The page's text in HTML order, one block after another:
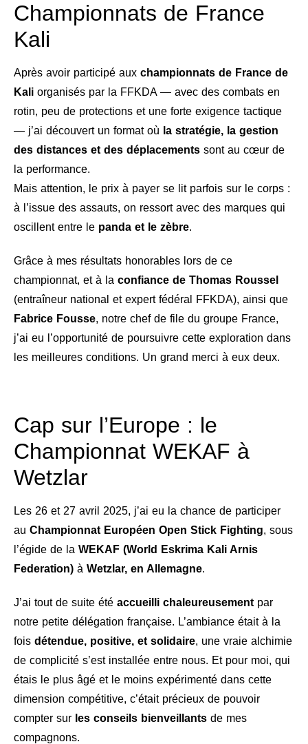
Championnats de France
Kali
Après avoir participé aux championnats de France de
Kali organisés par la FFKDA — avec des combats en
rotin, peu de protections et une forte exigence tactique
— j’ai découvert un format où la stratégie, la gestion
des distances et des déplacements sont au cœur de
la performance.
Mais attention, le prix à payer se lit parfois sur le corps :
à l’issue des assauts, on ressort avec des marques qui
oscillent entre le panda et le zèbre.
Grâce à mes résultats honorables lors de ce
championnat, et à la confiance de Thomas Roussel
(entraîneur national et expert fédéral FFKDA), ainsi que
Fabrice Fousse, notre chef de file du groupe France,
j’ai eu l’opportunité de poursuivre cette exploration dans
les meilleures conditions. Un grand merci à eux deux.
Cap sur l’Europe : le
Championnat WEKAF à
Wetzlar
Les 26 et 27 avril 2025, j’ai eu la chance de participer
au Championnat Européen Open Stick Fighting, sous
l’égide de la WEKAF (World Eskrima Kali Arnis
Federation) à Wetzlar, en Allemagne.
J’ai tout de suite été accueilli chaleureusement par
notre petite délégation française. L’ambiance était à la
fois détendue, positive, et solidaire, une vraie alchimie
de complicité s’est installée entre nous. Et pour moi, qui
étais le plus âgé et le moins expérimenté dans cette
dimension compétitive, c’était précieux de pouvoir
compter sur les conseils bienveillants de mes
compagnons.